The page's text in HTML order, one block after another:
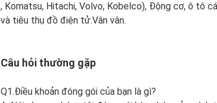
, Komatsu, Hitachi, Volvo, Kobelco), Động cơ, ô tô
và tiêu thụ đồ điện tử.Vân vân.
Câu hỏi thường gặp
Q1.Điều khoản đóng gói của bạn là gì?